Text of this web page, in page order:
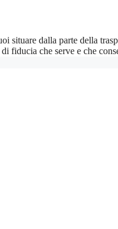
situare dalla parte della
fiducia che serve e che